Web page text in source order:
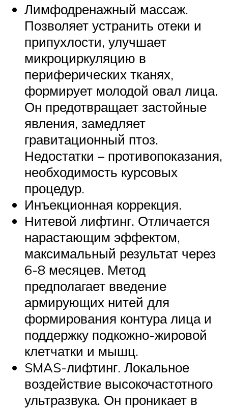
Лимфодренажный массаж.
Позволяет устранить отеки и
припухлости, улучшает
микроциркуляцию в
периферических тканях,
формирует молодой овал лица.
Он предотвращает застойные
явления, замедляет
гравитационный птоз.
Недостатки – противопоказания,
необходимость курсовых
процедур.
Инъекционная коррекция.
Нитевой лифтинг. Отличается
нарастающим эффектом,
максимальный результат через
6-8 месяцев. Метод
предполагает введение
армирующих нитей для
формирования контура лица и
поддержку подкожно-жировой
клетчатки и мышц.
SMAS-лифтинг. Локальное
воздействие высокочастотного
ультразвука. Он проникает в